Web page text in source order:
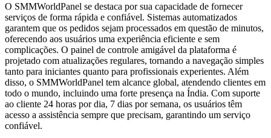
O SMMWorldPanel se destaca por sua capacidade de fornecer
serviços de forma rápida e confiável. Sistemas automatizados
garantem que os pedidos sejam processados em questão de minutos,
oferecendo aos usuários uma experiência eficiente e sem
complicações. O painel de controle amigável da plataforma é
projetado com atualizações regulares, tornando a navegação simples
tanto para iniciantes quanto para profissionais experientes. Além
disso, o SMMWorldPanel tem alcance global, atendendo clientes em
todo o mundo, incluindo uma forte presença na Índia. Com suporte
ao cliente 24 horas por dia, 7 dias por semana, os usuários têm
acesso a assistência sempre que precisam, garantindo um serviço
confiável.